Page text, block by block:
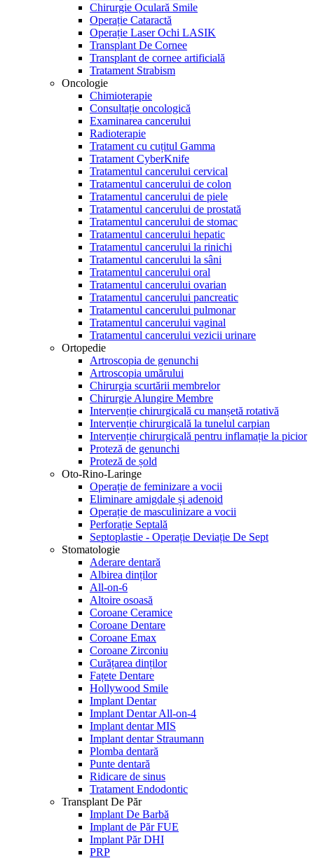
Chirurgie Oculară Smile
Operație Cataractă
Operație Laser Ochi LASIK
Transplant De Cornee
Transplant de cornee artificială
Tratament Strabism
Oncologie
Chimioterapie
Consultație oncologică
Examinarea cancerului
Radioterapie
Tratament cu cuțitul Gamma
Tratament CyberKnife
Tratamentul cancerului cervical
Tratamentul cancerului de colon
Tratamentul cancerului de piele
Tratamentul cancerului de prostată
Tratamentul cancerului de stomac
Tratamentul cancerului hepatic
Tratamentul cancerului la rinichi
Tratamentul cancerului la sâni
Tratamentul cancerului oral
Tratamentul cancerului ovarian
Tratamentul cancerului pancreatic
Tratamentul cancerului pulmonar
Tratamentul cancerului vaginal
Tratamentul cancerului vezicii urinare
Ortopedie
Artroscopia de genunchi
Artroscopia umărului
Chirurgia scurtării membrelor
Chirurgie Alungire Membre
Intervenție chirurgicală cu manșetă rotativă
Intervenție chirurgicală la tunelul carpian
Intervenție chirurgicală pentru inflamație la picior
Proteză de genunchi
Proteză de șold
Oto-Rino-Laringe
Operație de feminizare a vocii
Eliminare amigdale și adenoid
Operație de masculinizare a vocii
Perforație Septală
Septoplastie - Operație Deviație De Sept
Stomatologie
Aderare dentară
Albirea dinților
All-on-6
Altoire osoasă
Coroane Ceramice
Coroane Dentare
Coroane Emax
Coroane Zirconiu
Curățarea dinților
Fațete Dentare
Hollywood Smile
Implant Dentar
Implant Dentar All-on-4
Implant dentar MIS
Implant dentar Straumann
Plomba dentară
Punte dentară
Ridicare de sinus
Tratament Endodontic
Transplant De Păr
Implant De Barbă
Implant de Păr FUE
Implant Păr DHI
PRP